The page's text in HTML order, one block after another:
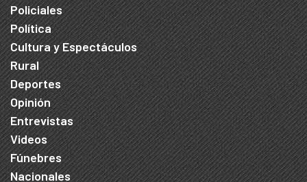
Policiales
Política
Cultura y Espectáculos
Rural
Deportes
Opinión
Entrevistas
Videos
Fúnebres
Nacionales